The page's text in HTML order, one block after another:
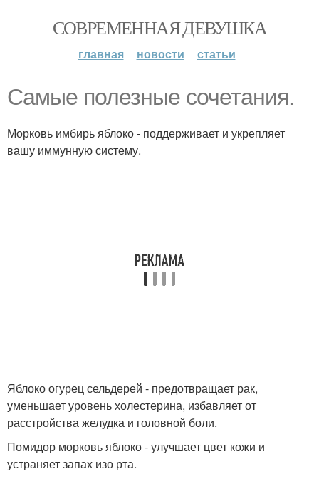
СОВРЕМЕННАЯ ДЕВУШКА
главная новости статьи
Самые полезные сочетания.
Морковь имбирь яблоко - поддерживает и укрепляет
вашу иммунную систему.
Яблоко огурец сельдерей - предотвращает рак,
уменьшает уровень холестерина, избавляет от
расстройства желудка и головной боли.
Помидор морковь яблоко - улучшает цвет кожи и
устраняет запах изо рта.